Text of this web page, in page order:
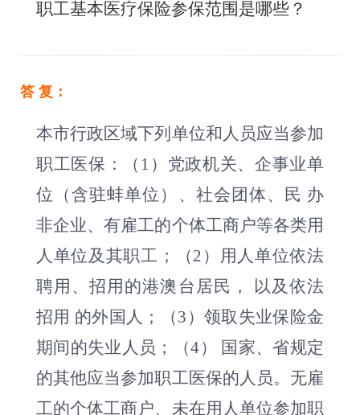
职工基本医疗保险参保范围是哪些？
答 复：
本市行政区域下列单位和人员应当参加
职工医保：（1）党政机关、企事业单
位（含驻蚌单位）、社会团体、民 办
非企业、有雇工的个体工商户等各类用
人单位及其职工；（2）用人单位依法
聘用、招用的港澳台居民， 以及依法
招用 的外国人；（3）领取失业保险金
期间的失业人员；（4） 国家、省规定
的其他应当参加职工医保的人员。无雇
工的个体工商户、未在用人单位参加职